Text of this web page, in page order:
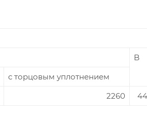
B
с торцовым уплотнением
2260